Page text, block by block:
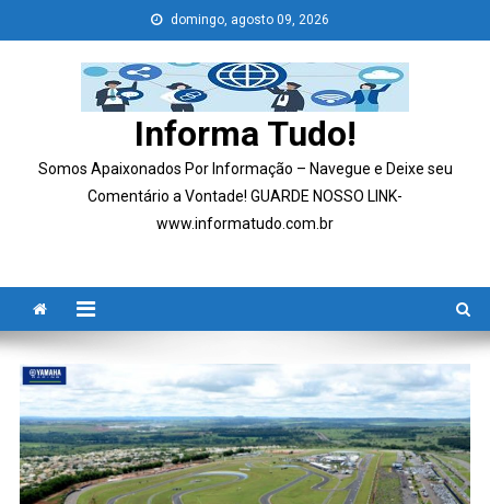
to
domingo, agosto 09, 2026
Informa Tudo!
Somos Apaixonados Por Informação – Navegue e Deixe seu
Comentário a Vontade! GUARDE NOSSO LINK-
www.informatudo.com.br